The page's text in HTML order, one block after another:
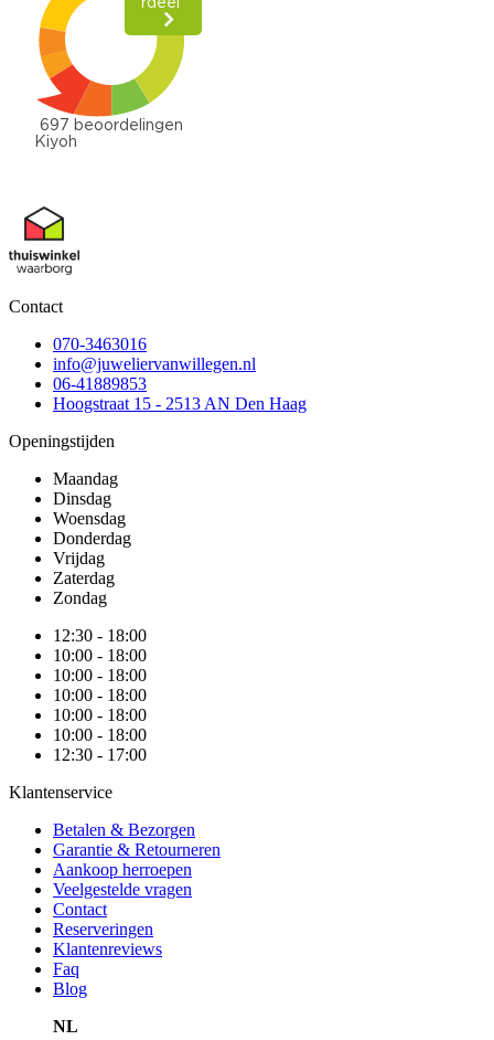
Contact
070-3463016
info@juweliervanwillegen.nl
06-41889853
Hoogstraat 15 - 2513 AN Den Haag
Openingstijden
Maandag
Dinsdag
Woensdag
Donderdag
Vrijdag
Zaterdag
Zondag
12:30 - 18:00
10:00 - 18:00
10:00 - 18:00
10:00 - 18:00
10:00 - 18:00
10:00 - 18:00
12:30 - 17:00
Klantenservice
Betalen & Bezorgen
Garantie & Retourneren
Aankoop herroepen
Veelgestelde vragen
Contact
Reserveringen
Klantenreviews
Faq
Blog
NL